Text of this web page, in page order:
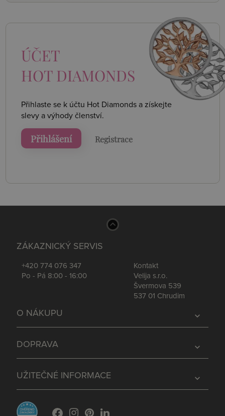
ÚČET
HOT DIAMONDS
Přihlaste se k účtu Hot Diamonds a získejte
slevy a výhody členství.
Přihlášení Registrace
ZÁKAZNICKÝ SERVIS
+420 774 076 347
Po - Pá 8:00 - 16:00
Kontakt
Velija s.r.o.
Švermova 539
537 01 Chrudim
expand_more
O NÁKUPU
expand_more
DOPRAVA
expand_more
UŽITEČNÉ INFORMACE